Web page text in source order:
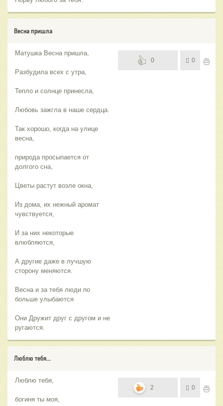
Весна пришла
Матушка Весна пришла,
Разбудила всех с утра,
Тепло и солнце принесла,
Любовь зажгла в наше сердца.
Так хорошо, когда на улице
весна,
природа просыпается от
долгого сна,
Цветы растут возле окна,
Из дома, их нежный аромат
чувствуется,
И за них некоторые
влюбляются,
А другие даже в лучшую
сторону меняются.
Весна и за тебя люди по
больше улыбаются
Они Дружит друг с другом и не
ругаются.
0 0
Люблю тебя...
Люблю тебя,
богиня ты моя,
2 0